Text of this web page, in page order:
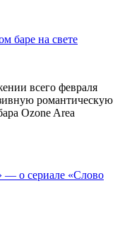
баре на свете
всего февраля
романтическую
Ozone Area
— о сериале «Слово